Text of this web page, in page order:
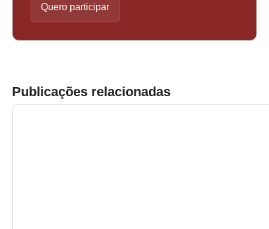
Quero participar
Publicações relacionadas